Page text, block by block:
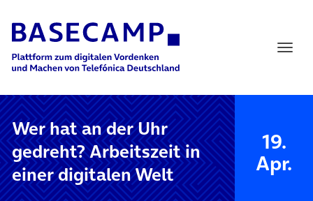
Main Navigation
Wer hat an der Uhr
gedreht? Arbeitszeit in
einer digitalen Welt
19.
Apr.